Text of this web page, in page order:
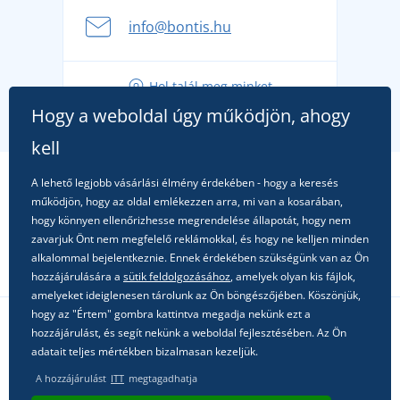
A nyári kaland a csomagolással kezdődik - készüljön
fel a gondtalan nyaralásra
alkalomra!
info@bontis.hu
Hol talál meg minket
Kövessen minket a közösségi hálózatokon
Hogy a weboldal úgy működjön, ahogy
kell
A lehető legjobb vásárlási élmény érdekében - hogy a keresés
működjön, hogy az oldal emlékezzen arra, mi van a kosarában,
hogy könnyen ellenőrizhesse megrendelése állapotát, hogy nem
zavarjuk Önt nem megfelelő reklámokkal, és hogy ne kelljen minden
alkalommal bejelentkeznie. Ennek érdekében szükségünk van az Ön
hozzájárulására a sütik feldolgozásához, amelyek olyan kis fájlok,
amelyeket ideiglenesen tárolunk az Ön böngészőjében. Köszönjük,
hogy az "Értem" gombra kattintva megadja nekünk ezt a
hozzájárulást, és segít nekünk a weboldal fejlesztésében. Az Ön
adatait teljes mértékben bizalmasan kezeljük.
A hozzájárulást ITT megtagadhatja